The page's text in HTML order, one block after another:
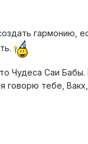
гармонию,
Чудеса Саи
говорю тебе,